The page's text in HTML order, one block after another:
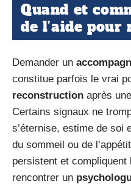
Quand et
de l’aide pour
Demander un
constitue parfois le vrai
reconstruction après
Certains signaux ne
s’éternise, estime de soi
du sommeil ou de
persistent et
rencontrer un